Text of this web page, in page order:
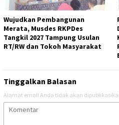
Wujudkan Pembangunan
Merata, Musdes RKPDes
Tangkil 2027 Tampung Usulan
RT/RW dan Tokoh Masyarakat
Tinggalkan Balasan
Alamat email Anda tidak akan